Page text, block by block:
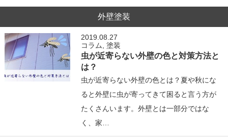
外壁塗装
2019.08.27
コラム
,塗装
虫が近寄らない外壁の色と対策方法と
は？
虫が近寄らない外壁の色とは？夏や秋にな
ると外壁に虫が寄ってきて困ると言う方が
たくさんいます。外壁とは一部分ではな
く、家…